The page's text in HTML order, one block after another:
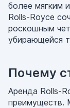
более мягким
Rolls-Royce
роскошным
убирающейся
Почему
Аренда Rolls-
преимуществ.